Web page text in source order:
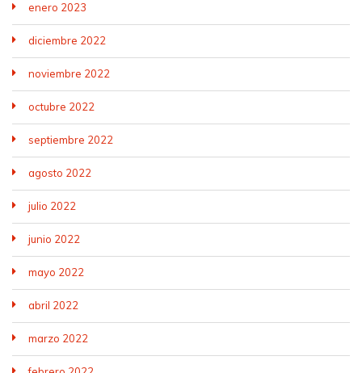
enero 2023
diciembre 2022
noviembre 2022
octubre 2022
septiembre 2022
agosto 2022
julio 2022
junio 2022
mayo 2022
abril 2022
marzo 2022